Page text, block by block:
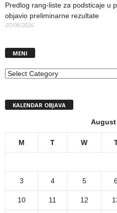
Predlog rang-liste za podsticaje u
objavio preliminarne rezultate
07/08/2026
MENI
MENI
KALENDAR OBJAVA
August
M T W
3 4 5 6
10 11 12